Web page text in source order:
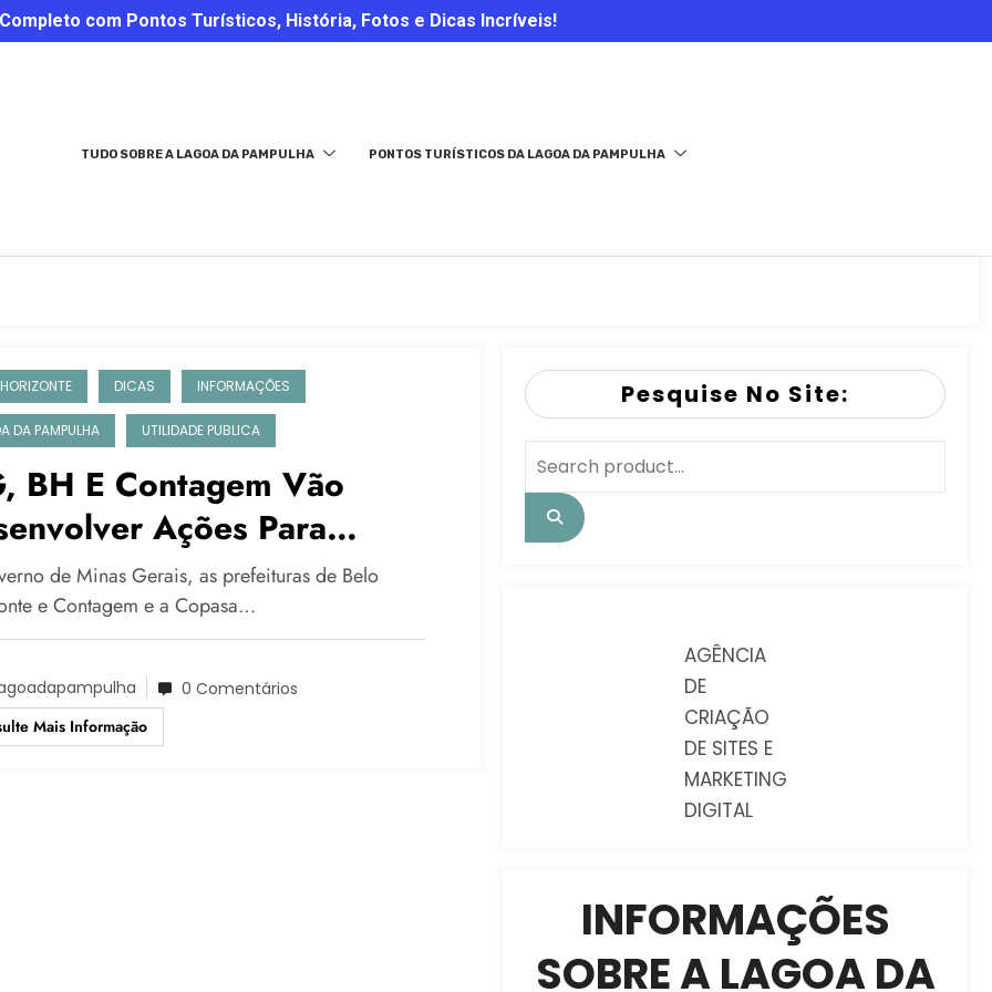
Completo com Pontos Turísticos, História, Fotos e Dicas Incríveis!
TUDO SOBRE A LAGOA DA PAMPULHA PONTOS TURÍSTICOS DA LAGOA DA PAMPULHA
DICAS INFORMAÇÕES
DA PAMPULHA UTILIDADE PUBLICA
BH E Contagem Vão
Ações Para
Lagoa Da Pampulha
de Minas Gerais, as prefeituras de Belo
e Contagem e a Copasa…
0 Comentários
Mais Informação
Pesquise No Site:
AGÊNCIA
DE
CRIAÇÃO
DE SITES E
MARKETING
DIGITAL
INFORMAÇÕES
SOBRE A LAGOA DA